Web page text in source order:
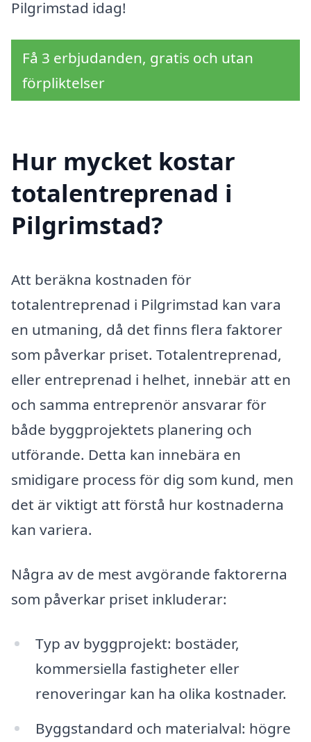
Pilgrimstad idag!
Få 3 erbjudanden, gratis och utan
förpliktelser
Hur mycket kostar
totalentreprenad i
Pilgrimstad?
Att beräkna kostnaden för
totalentreprenad i Pilgrimstad kan vara
en utmaning, då det finns flera faktorer
som påverkar priset. Totalentreprenad,
eller entreprenad i helhet, innebär att en
och samma entreprenör ansvarar för
både byggprojektets planering och
utförande. Detta kan innebära en
smidigare process för dig som kund, men
det är viktigt att förstå hur kostnaderna
kan variera.
Några av de mest avgörande faktorerna
som påverkar priset inkluderar:
Typ av byggprojekt: bostäder,
kommersiella fastigheter eller
renoveringar kan ha olika kostnader.
Byggstandard och materialval: högre